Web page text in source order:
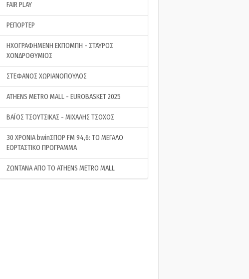
FAIR PLAY
ΡΕΠΟΡΤΕΡ
ΗΧΟΓΡΑΦΗΜΕΝΗ ΕΚΠΟΜΠΗ - ΣΤΑΥΡΟΣ
ΧΟΝΔΡΟΘΥΜΙΟΣ
ΣΤΕΦΑΝΟΣ ΧΩΡΙΑΝΟΠΟΥΛΟΣ
ATHENS METRO MALL - EUROBASKET 2025
ΒΑΪΟΣ ΤΣΟΥΤΣΙΚΑΣ - ΜΙΧΑΛΗΣ ΤΣΟΧΟΣ
30 ΧΡΟΝΙΑ bwinΣΠΟΡ FM 94,6: ΤΟ ΜΕΓΑΛΟ
ΕΟΡΤΑΣΤΙΚΟ ΠΡΟΓΡΑΜΜΑ
ΖΩΝΤΑΝΑ ΑΠΟ ΤΟ ATHENS METRO MALL